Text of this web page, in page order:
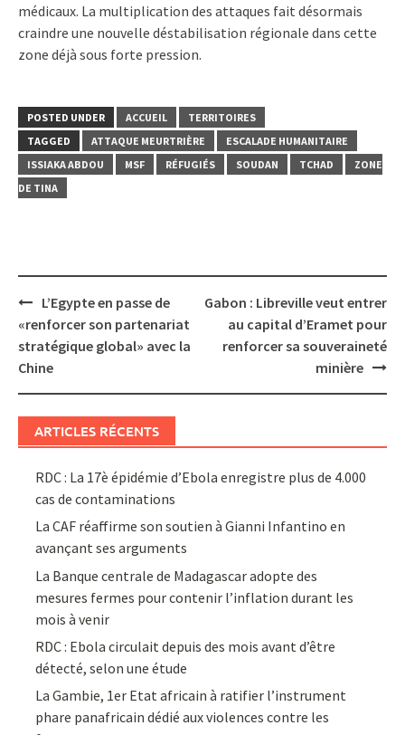
médicaux. La multiplication des attaques fait désormais
craindre une nouvelle déstabilisation régionale dans cette
zone déjà sous forte pression.
POSTED UNDER ACCUEIL
TERRITOIRES
TAGGED
ATTAQUE MEURTRIÈRE
ESCALADE HUMANITAIRE
ISSIAKA ABDOU
MSF RÉFUGIÉS SOUDAN TCHAD
ZONE
DE TINA
Post
navigation
L’Egypte en passe de
«renforcer son partenariat
stratégique global» avec la
Chine
Gabon : Libreville veut entrer
au capital d’Eramet pour
renforcer sa souveraineté
minière
ARTICLES RÉCENTS
RDC : La 17è épidémie d’Ebola enregistre plus de 4.000
cas de contaminations
La CAF réaffirme son soutien à Gianni Infantino en
avançant ses arguments
La Banque centrale de Madagascar adopte des
mesures fermes pour contenir l’inflation durant les
mois à venir
RDC : Ebola circulait depuis des mois avant d’être
détecté, selon une étude
La Gambie, 1er Etat africain à ratifier l’instrument
phare panafricain dédié aux violences contre les